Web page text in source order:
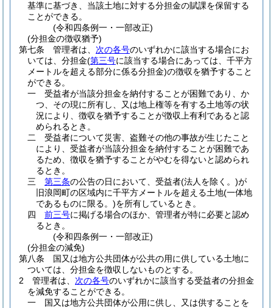
基準に基づき、当該土地に対する分担金の賦課を保留する
ことができる。
(令和四条例一・一部改正)
(分担金の徴収猶予)
第七条
管理者は、 次の各号のいずれかに該当する場合にお
いては、分担金(第三号に該当する場合にあっては、千平方
メートルを超える部分に係る分担金)の徴収を猶予すること
ができる。
一
受益者が当該分担金を納付することが困難であり、か
つ、その現に所有し、又は地上権等を有する土地等の状
況により、徴収を猶予することが徴収上有利であると認
められるとき。
二
受益者について災害、盗難その他の事故が生じたこと
により、受益者が当該分担金を納付することが困難であ
るため、徴収を猶予することがやむを得ないと認められ
るとき。
三
第三条の公告の日において、受益者(法人を除く。)が
旧浪岡町の区域内に千平方メートルを超える土地(一体地
であるものに限る。)を所有しているとき。
四
前三号に掲げる場合のほか、管理者が特に必要と認め
るとき。
(令和四条例一・一部改正)
(分担金の減免)
第八条
国又は地方公共団体が公共の用に供している土地に
ついては、分担金を徴収しないものとする。
2
管理者は、 次の各号のいずれかに該当する受益者の分担金
を減免することができる。
一
国又は地方公共団体が公用に供し、又は供することを